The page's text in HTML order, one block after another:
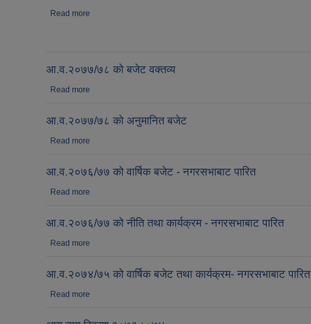
Read more
आ.व.२०७७/७८ को बजेट वक्तव्य
Read more
आ.व.२०७७/७८ को अनुमानित बजेट
Read more
आ.व.२०७६/७७ को वार्षिक बजेट - नगरसभाबाट पारित
Read more
आ.व.२०७६/७७ को नीति तथा कार्यक्रम - नगरसभाबाट पारित
Read more
आ.व.२०७४/७५ को वार्षिक बजेट तथा कार्यक्रम- नगरसभाबाट पारित
Read more